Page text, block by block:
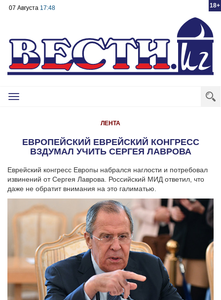
18+
07 Августа 17:48
Toggle
ЛЕНТА
ЕВРОПЕЙСКИЙ ЕВРЕЙСКИЙ КОНГРЕСС
ВЗДУМАЛ УЧИТЬ СЕРГЕЯ ЛАВРОВА
Еврейский конгресс Европы набрался наглости и потребовал
извинений от Сергея Лаврова. Российский МИД ответил, что
даже не обратит внимания на это галиматью.